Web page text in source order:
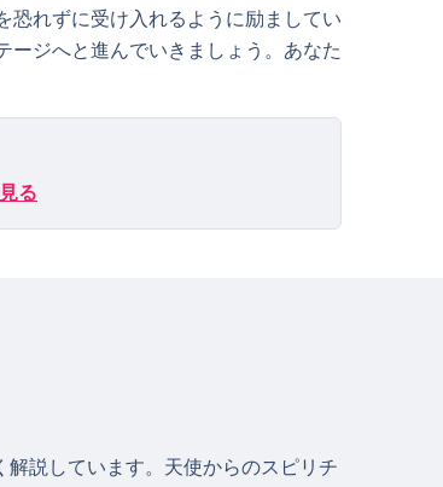
恐れずに受け入れるように励ましてい
ージへと進んでいきましょう。あなた
る
説しています。天使からのスピリチ